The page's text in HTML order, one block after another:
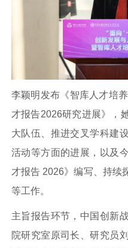
李颖明发布《智库人才培
才报告2026研究进展》，
大队伍、推进交叉学科建
活动等方面的进展，以及
才报告 2026》编写、持续
等工作。
主旨报告环节，中国创新
院研究室原司长、研究员